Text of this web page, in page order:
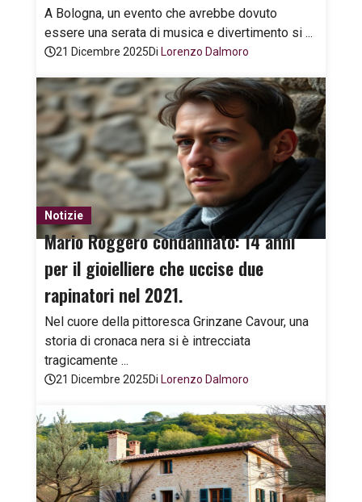
A Bologna, un evento che avrebbe dovuto
essere una serata di musica e divertimento si ...
21 Dicembre 2025Di Lorenzo Dalmoro
Notizie
Mario Roggero condannato: 14 anni
per il gioielliere che uccise due
rapinatori nel 2021.
Nel cuore della pittoresca Grinzane Cavour, una
storia di cronaca nera si è intrecciata
tragicamente ...
21 Dicembre 2025Di Lorenzo Dalmoro